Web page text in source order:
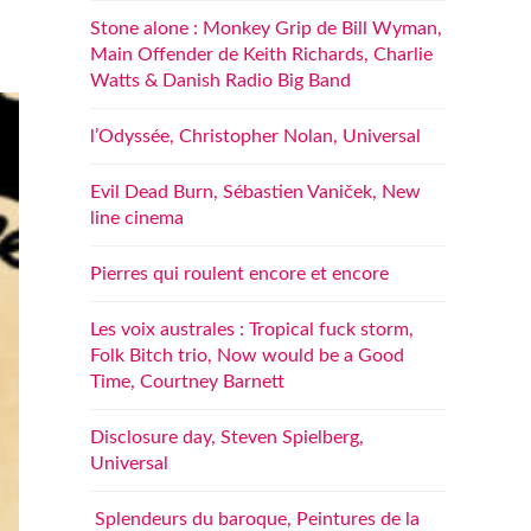
Stone alone : Monkey Grip de Bill Wyman,
Main Offender de Keith Richards, Charlie
Watts & Danish Radio Big Band
l’Odyssée, Christopher Nolan, Universal
Evil Dead Burn, Sébastien Vaniček, New
line cinema
Pierres qui roulent encore et encore
Les voix australes : Tropical fuck storm,
Folk Bitch trio, Now would be a Good
Time, Courtney Barnett
Disclosure day, Steven Spielberg,
Universal
Splendeurs du baroque, Peintures de la